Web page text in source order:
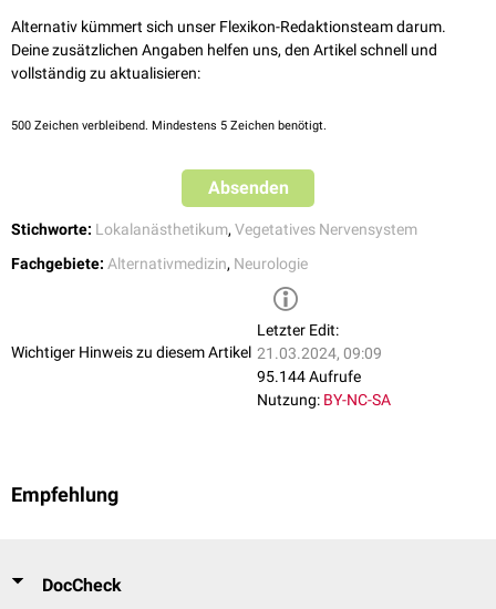
Kiefer-Bereich undNarbenaller Art.
Der dritte Ansatz ist die sog. Infusions-Neuraltherapie ("Procain-Reset"),
bei der ausschließlichProcain
Paraaminobenzoesäure(PABA) sollen sich imLimbischen System
antientzündliche Wirkung entfalten.
Sinusitis), Prostataleiden, hormonelleStörungen oderSchwindel. Da ein
methodischer Wirksamkeitsnachweis der Neuraltherapie im Sinne der
evidenzbasierten Medizin aussteht, ist ihr Einsatz bei einigen
beitragen. Hier sollte jedoch zunächst geprüft werden, ob eine
ausreichende medikamentöse Analgesierungbesteht.
nach Huneke (SANTH) angeboten.
Alternativ kümmert sich unser Flexikon-Redaktionsteam darum.
Deine zusätzlichen Angaben helfen uns, den Artikel schnell und
vollständig zu aktualisieren:
500 Zeichen verbleibend. Mindestens 5 Zeichen benötigt.
Absenden
Stichworte: Lokalanästhetikum, Vegetatives Nervensystem
Fachgebiete: Alternativmedizin, Neurologie
Wichtiger Hinweis zu diesem Artikel
Letzter Edit:
21.03.2024, 09:09
95.144 Aufrufe
Nutzung: BY-NC-SA
Empfehlung
DocCheck